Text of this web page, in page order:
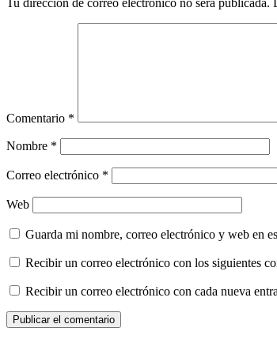
Tu dirección de correo electrónico no será publicada.
Comentario *
Nombre *
Correo electrónico *
Web
Guarda mi nombre, correo electrónico y web en
Recibir un correo electrónico con los siguientes
Recibir un correo electrónico con cada nueva